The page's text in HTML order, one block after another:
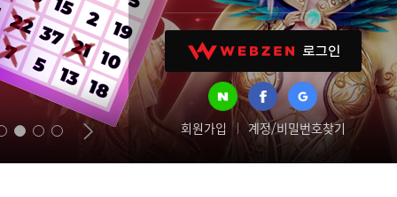
회원가입 계정/비밀번호찾기